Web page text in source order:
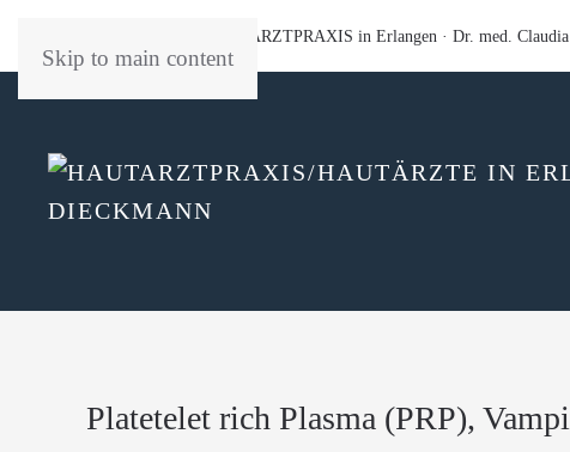
Skip to main content
PRIVATÄRZTLICHE HAUTARZTPRAXIS in Erlangen · Dr. med.
Platetelet rich Plasma (PRP),